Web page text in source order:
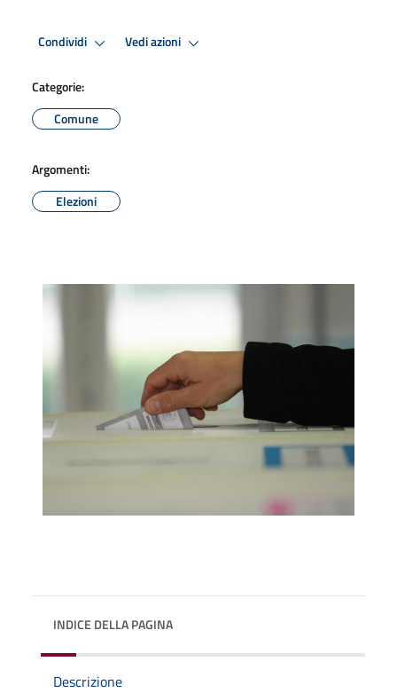
Condividi Vedi azioni
Categorie:
Comune
Argomenti:
Elezioni
INDICE DELLA PAGINA
Descrizione